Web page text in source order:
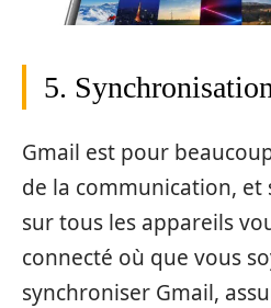
5.
Gmail est pour
de la communication, et
sur tous les appareils
connecté où que vous
synchroniser Gmail,